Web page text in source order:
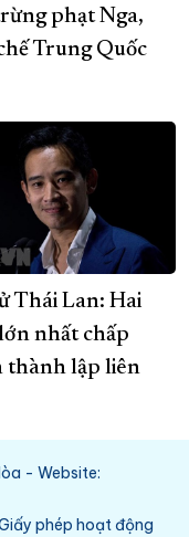
phạt Nga,
Trung Quốc
Thái Lan: Hai
nhất chấp
thành lập liên
- Website:
phép hoạt động